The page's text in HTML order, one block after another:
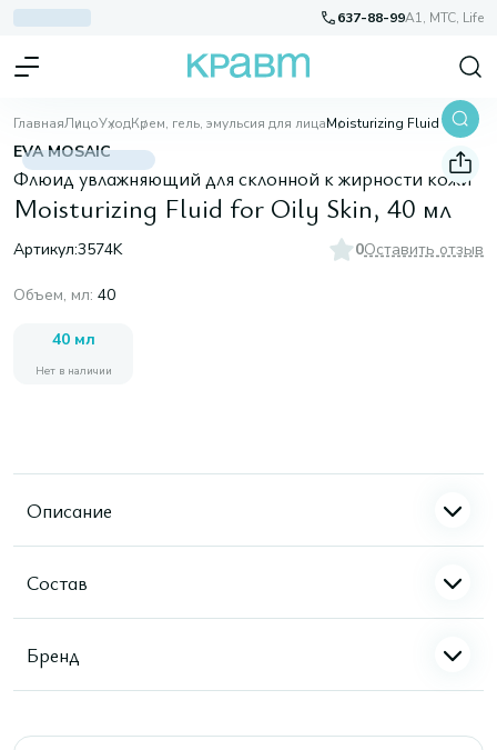
637-88-99A1, МТС, Life
ГлавнаяЛицоУходКрем, гель, эмульсия для лица Moisturizing Fluid for Oily Skin, 40 мл
EVA MOSAIC
Флюид увлажняющий для склонной к жирности кожи
Moisturizing Fluid for Oily Skin, 40 мл
Артикул:3574K 0Оставить отзыв
Объем, мл: 40
40 мл
Нет в наличии
Описание
Состав
Бренд